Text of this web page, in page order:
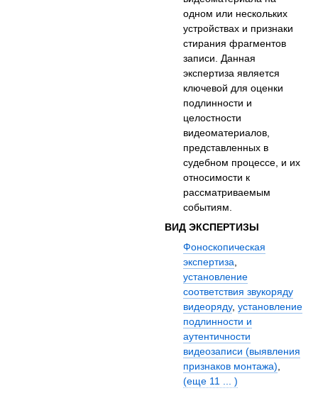
одном или нескольких
устройствах и признаки
стирания фрагментов
записи. Данная
экспертиза является
ключевой для оценки
подлинности и
целостности
видеоматериалов,
представленных в
судебном процессе, и их
относимости к
рассматриваемым
событиям.
ВИД ЭКСПЕРТИЗЫ
Фоноскопическая
экспертиза,
установление
соответствия звукоряду
видеоряду,установление
подлинности и
аутентичности
видеозаписи (выявления
признаков монтажа),
(еще 11 ... )